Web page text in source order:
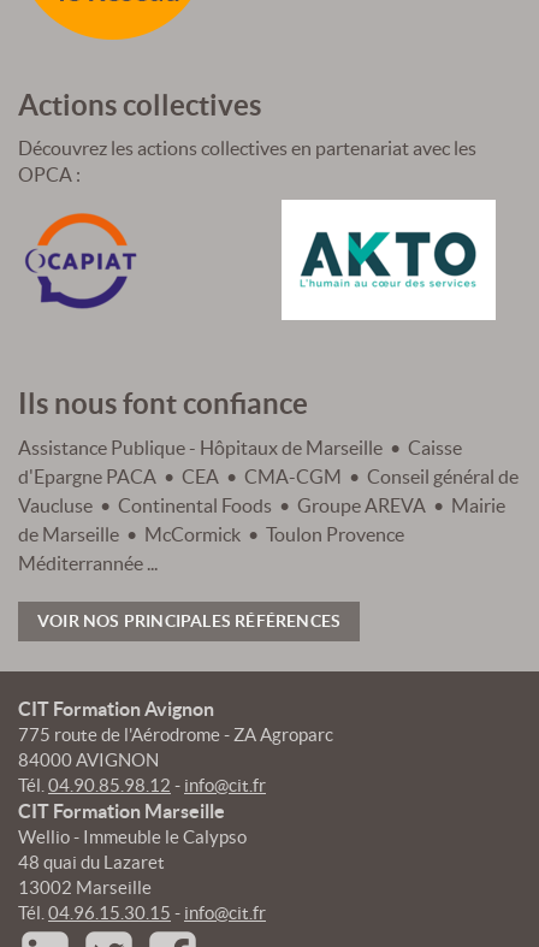
Actions collectives
Découvrez les actions collectives en partenariat avec les
OPCA :
Ils nous font confiance
Assistance Publique - Hôpitaux de Marseille • Caisse
d'Epargne PACA • CEA • CMA-CGM • Conseil général de
Vaucluse • Continental Foods • Groupe AREVA • Mairie
de Marseille • McCormick • Toulon Provence
Méditerrannée ...
VOIR NOS PRINCIPALES RÉFÉRENCES
CIT Formation Avignon
775 route de l'Aérodrome - ZA Agroparc
84000 AVIGNON
Tél. 04.90.85.98.12 - info@cit.fr
CIT Formation Marseille
Wellio - Immeuble le Calypso
48 quai du Lazaret
13002 Marseille
Tél. 04.96.15.30.15 - info@cit.fr